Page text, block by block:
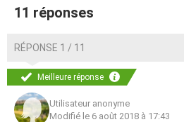
11 réponses
RÉPONSE 1 / 11
Meilleure réponse
Utilisateur anonyme
Modifié le 6 août 2018 à 17:43